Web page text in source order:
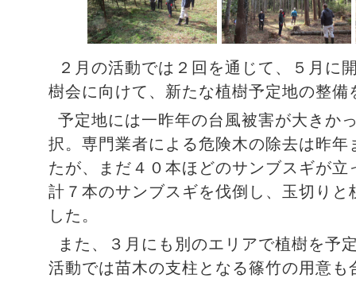
２月の活動では２回を通じて、５月に
樹会に向けて、新たな植樹予定地の整備
予定地には一昨年の台風被害が大きか
択。専門業者による危険木の除去は昨年
たが、まだ４０本ほどのサンブスギが立
計７本のサンブスギを伐倒し、玉切りと
した。
また、３月にも別のエリアで植樹を予
活動では苗木の支柱となる篠竹の用意も